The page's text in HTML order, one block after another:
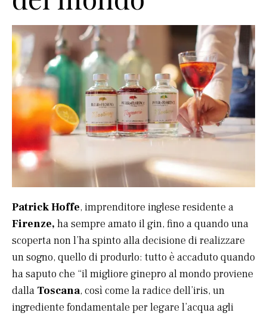
Patrick Hoffe, imprenditore inglese residente a
Firenze, ha sempre amato il gin, fino a quando una
scoperta non l’ha spinto alla decisione di realizzare
un sogno, quello di produrlo: tutto è accaduto quando
ha saputo che “il migliore ginepro al mondo proviene
dalla Toscana, così come la radice dell’iris, un
ingrediente fondamentale per legare l’acqua agli